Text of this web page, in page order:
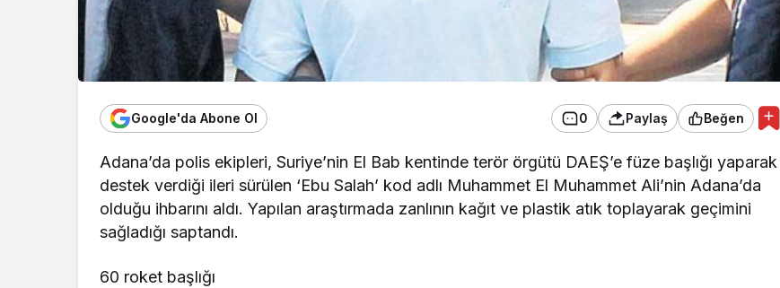
Google'da Abone Ol 0 Paylaş Beğen
Adana’da polis ekipleri, Suriye’nin El Bab kentinde terör örgütü DAEŞ’e füze başlığı yaparak
destek verdiği ileri sürülen ‘Ebu Salah’ kod adlı Muhammet El Muhammet Ali’nin Adana’da
olduğu ihbarını aldı. Yapılan araştırmada zanlının kağıt ve plastik atık toplayarak geçimini
sağladığı saptandı.
60 roket başlığı
Hesaplamada Yeni Bir
Yaklaşım